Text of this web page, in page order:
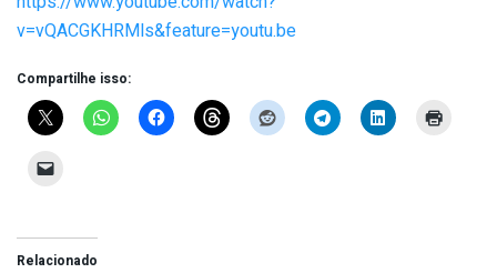
v=vQACGKHRMls&feature=youtu.be
Compartilhe isso:
Relacionado